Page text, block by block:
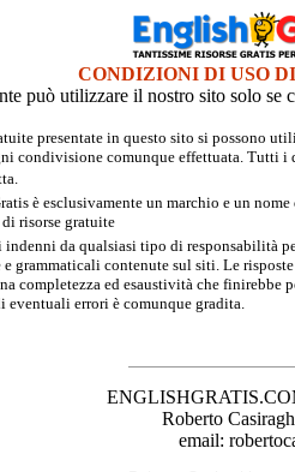
CONDIZIONI DI USO
può utilizzare il nostro sito solo se
presentate in questo sito si possono
condivisione comunque effettuata. Tutti
è esclusivamente un marchio e un
risorse gratuite
da qualsiasi tipo di responsabilità
grammaticali contenute sul siti. Le
completezza ed esaustività che finirebbe
eventuali errori è comunque gradita.
Roberto
email: